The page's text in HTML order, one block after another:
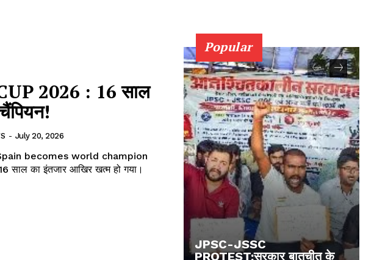
2026 : 16 साल
- July 20, 2026
becomes world champion
Popular
JPSC-JSSC
PROTEST:सरकार बातचीत के